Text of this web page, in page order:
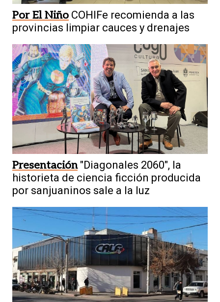
Por El Niño COHIFe recomienda a las
provincias limpiar cauces y drenajes
Presentación "Diagonales 2060", la
historieta de ciencia ficción producida
por sanjuaninos sale a la luz